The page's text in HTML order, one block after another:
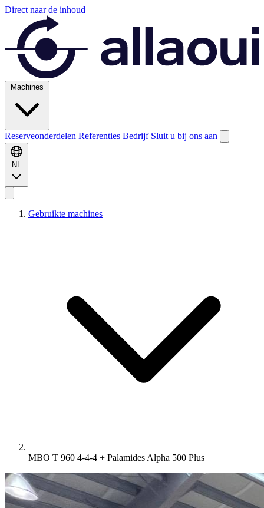
Direct naar de inhoud
Machines
Reserveonderdelen Referenties Bedrijf Sluit u bij ons aan
NL
Gebruikte machines
MBO T 960 4-4-4 + Palamides Alpha 500 Plus